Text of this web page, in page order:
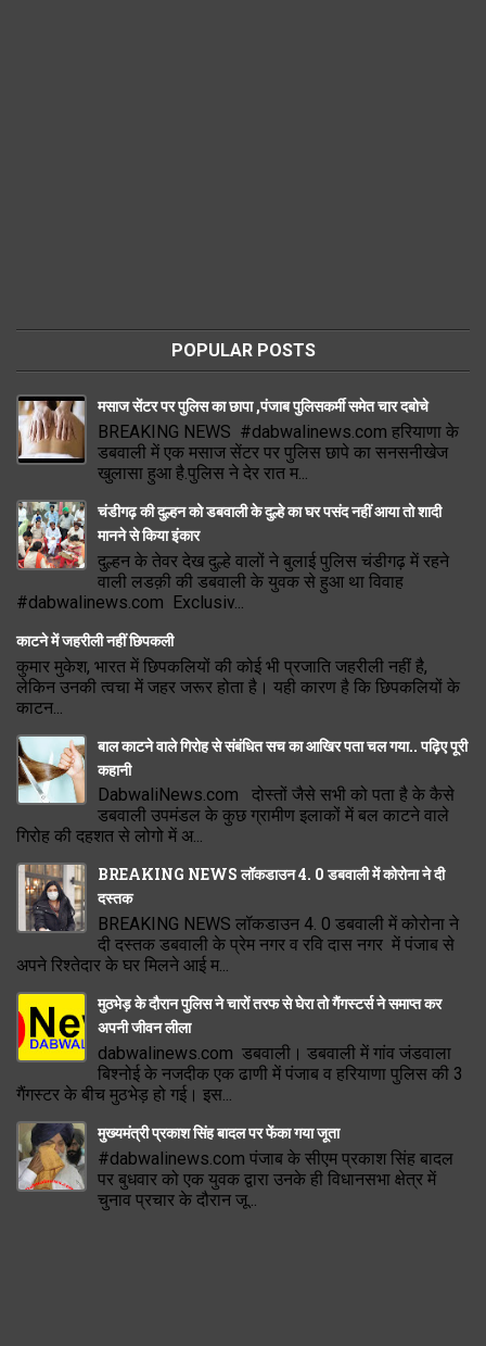
POPULAR POSTS
मसाज सेंटर पर पुलिस का छापा ,पंजाब पुलिसकर्मी समेत चार दबोचे
BREAKING NEWS #dabwalinews.com हरियाणा के
डबवाली में एक मसाज सेंटर पर पुलिस छापे का सनसनीखेज
खुलासा हुआ है.पुलिस ने देर रात म...
चंडीगढ़ की दुल्हन को डबवाली के दुल्हे का घर पसंद नहीं आया तो शादी
मानने से किया इंकार
दुल्हन के तेवर देख दुल्हे वालों ने बुलाई पुलिस चंडीगढ़ में रहने
वाली लडक़ी की डबवाली के युवक से हुआ था विवाह
#dabwalinews.com Exclusiv...
काटने में जहरीली नहीं छिपकली
कुमार मुकेश, भारत में छिपकलियों की कोई भी प्रजाति जहरीली नहीं है,
लेकिन उनकी त्वचा में जहर जरूर होता है। यही कारण है कि छिपकलियों के
काटन...
बाल काटने वाले गिरोह से संबंधित सच का आखिर पता चल गया.. पढ़िए पूरी
कहानी
DabwaliNews.com दोस्तों जैसे सभी को पता है के कैसे
डबवाली उपमंडल के कुछ ग्रामीण इलाकों में बल काटने वाले
गिरोह की दहशत से लोगो में अ...
BREAKING NEWS लॉकडाउन 4. 0 डबवाली में कोरोना ने दी
दस्तक
BREAKING NEWS लॉकडाउन 4. 0 डबवाली में कोरोना ने
दी दस्तक डबवाली के प्रेम नगर व रवि दास नगर में पंजाब से
अपने रिश्तेदार के घर मिलने आई म...
मुठभेड़ के दौरान पुलिस ने चारों तरफ से घेरा तो गैंगस्टर्स ने समाप्त कर
अपनी जीवन लीला
dabwalinews.com डबवाली। डबवाली में गांव जंडवाला
बिश्नोई के नजदीक एक ढाणी में पंजाब व हरियाणा पुलिस की 3
गैंगस्टर के बीच मुठभेड़ हो गई। इस...
मुख्यमंत्री प्रकाश सिंह बादल पर फेंका गया जूता
#dabwalinews.com पंजाब के सीएम प्रकाश सिंह बादल
पर बुधवार को एक युवक द्वारा उनके ही विधानसभा क्षेत्र में
चुनाव प्रचार के दौरान जू...